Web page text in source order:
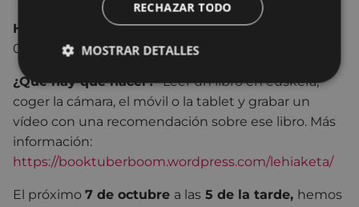
Hasta cuándo: 24 de octubre de 2017
00:00.
¿Qué hay que hacer?Leer un libro en euskera,
coger la cámara, el móvil o la tablet y grabar un
vídeo con una recomendación sobre ese libro. Más
información:
https://booktuberboom.wordpress.com/lehiaketa/
El próximo 7 de octubre a las 5 de la tarde, hemos
RECHAZAR TODO
MOSTRAR DETALLES